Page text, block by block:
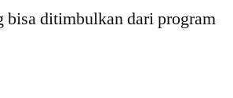
bisa ditimbulkan dari program